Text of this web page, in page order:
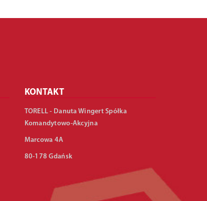
KONTAKT
TORELL - Danuta Wingert Spółka
Komandytowo-Akcyjna
Marcowa 4A
80-178 Gdańsk